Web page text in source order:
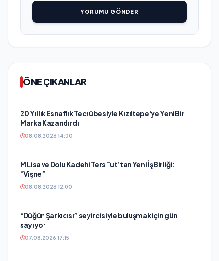
YORUMU GÖNDER
ÖNE ÇIKANLAR
20 Yıllık Esnaflık Tecrübesiyle Kızıltepe'ye Yeni Bir
Marka Kazandırdı
08.08.2026 14:00
M Lisa ve Dolu Kadehi Ters Tut’tan Yeni İş Birliği:
“Vişne”
08.08.2026 12:00
“Düğün Şarkıcısı” seyircisiyle buluşmak için gün
sayıyor
07.08.2026 17:15